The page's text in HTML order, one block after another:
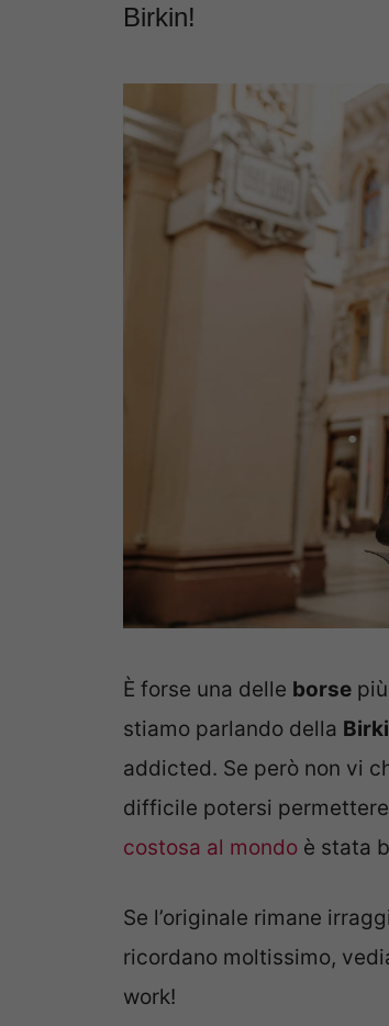
Birkin!
È forse una delle borse
stiamo parlando della
addicted. Se però non vi
difficile potersi
costosa al mondo è stata
Se l’originale rimane
ricordano moltissimo,
work!